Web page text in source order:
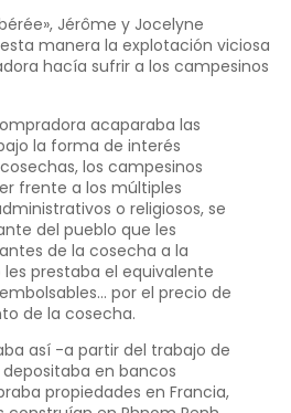
Jérôme y Jocelyne
manera la explotación viciosa
hacía sufrir a los campesinos
acaparaba las
la forma de interés
los campesinos
frente a los múltiples
o religiosos, se
del pueblo que les
de la cosecha a la
prestaba el equivalente
por el precio de
de la cosecha.
así -a partir del trabajo de
en bancos
propiedades en Francia,